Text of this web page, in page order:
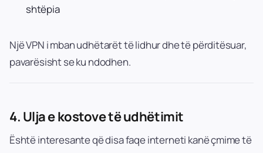
shtëpia
Një VPN i mban udhëtarët të lidhur dhe të përditësuar,
pavarësisht se ku ndodhen.
4. Ulja e kostove të udhëtimit
Është interesante që disa faqe interneti kanë çmime të